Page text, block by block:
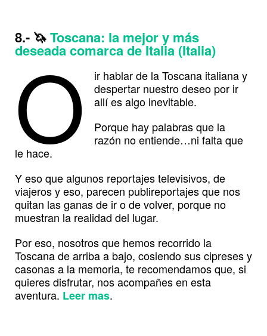
8.- 🦄Toscana: la mejor y más
deseada comarca de Italia (Italia)
O
ir hablar de la Toscana italiana y
despertar nuestro deseo por ir
allí es algo inevitable.
Porque hay palabras que la
razón no entiende…ni falta que
le hace.
Y eso que algunos reportajes televisivos, de
viajeros y eso, parecen publireportajes que nos
quitan las ganas de ir o de volver, porque no
muestran la realidad del lugar.
Por eso, nosotros que hemos recorrido la
Toscana de arriba a bajo, cosiendo sus cipreses y
casonas a la memoria, te recomendamos que, si
quieres disfrutar, nos acompañes en esta
aventura. Leer mas.